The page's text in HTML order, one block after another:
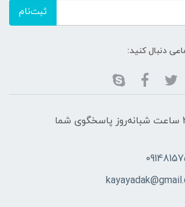
ثبت‌نام
دنبال کنید:
هفت روز هفته ، ۲۴ ساعت شبانه‌روز پاسخگوی شما